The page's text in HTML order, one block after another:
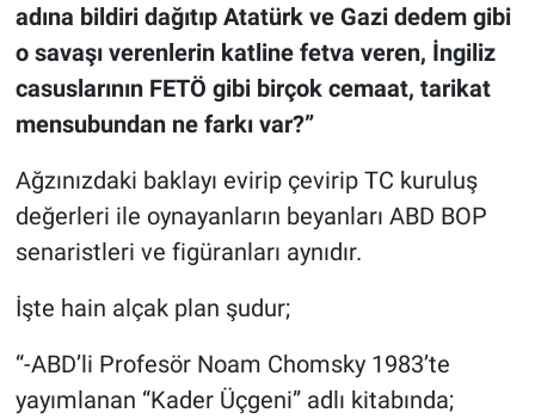
adına bildiri dağıtıp Atatürk ve Gazi dedem gibi
o savaşı verenlerin katline fetva veren, İngiliz
casuslarının FETÖ gibi birçok cemaat, tarikat
mensubundan ne farkı var?”
Ağzınızdaki baklayı evirip çevirip TC kuruluş
değerleri ile oynayanların beyanları ABD BOP
senaristleri ve figüranları aynıdır.
İşte hain alçak plan şudur;
“-ABD’li Profesör Noam Chomsky 1983’te
yayımlanan “Kader Üçgeni” adlı kitabında;